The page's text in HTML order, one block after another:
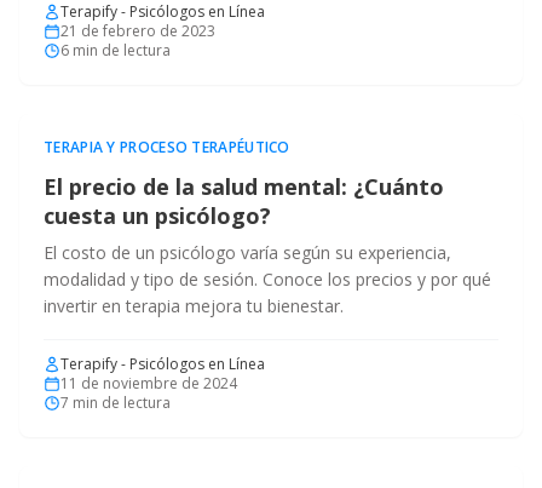
Terapify - Psicólogos en Línea
21 de febrero de 2023
6 min de lectura
TERAPIA Y PROCESO TERAPÉUTICO
El precio de la salud mental: ¿Cuánto
cuesta un psicólogo?
El costo de un psicólogo varía según su experiencia,
modalidad y tipo de sesión. Conoce los precios y por qué
invertir en terapia mejora tu bienestar.
Terapify - Psicólogos en Línea
11 de noviembre de 2024
7 min de lectura